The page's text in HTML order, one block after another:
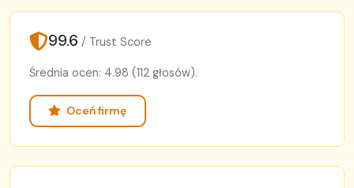
99.6 / Trust Score
Średnia ocen: 4.98 (112 głosów).
Oceń firmę